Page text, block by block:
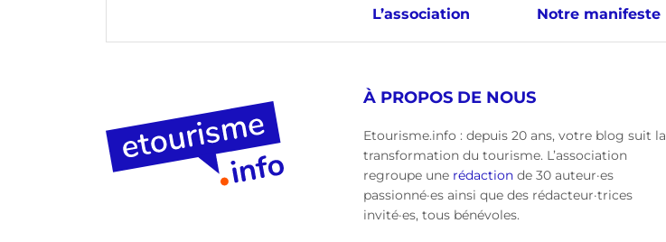
L’association Notre manifeste
À PROPOS DE NOUS
Etourisme.info : depuis 20 ans, votre blog suit la
transformation du tourisme. L’association
regroupe une rédaction de 30 auteur·es
passionné·es ainsi que des rédacteur·trices
invité·es, tous bénévoles.